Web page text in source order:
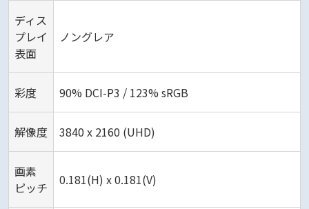
ディス
プレイ
表面
ノングレア
彩度 90% DCI-P3 / 123% sRGB
解像度 3840 x 2160 (UHD)
画素
ピッチ
0.181(H) x 0.181(V)